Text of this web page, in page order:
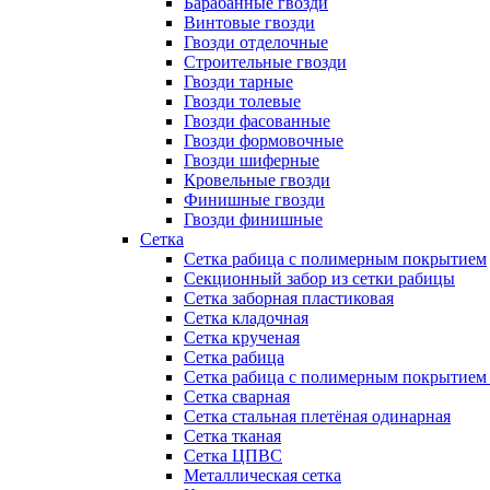
Винтовые гвозди
Гвозди отделочные
Строительные гвозди
Гвозди тарные
Гвозди толевые
Гвозди фасованные
Гвозди формовочные
Гвозди шиферные
Кровельные гвозди
Финишные гвозди
Гвозди финишные
Сетка
Сетка рабица с полимерным покрытием
Секционный забор из сетки рабицы
Сетка заборная пластиковая
Сетка кладочная
Сетка крученая
Сетка рабица
Сетка рабица с полимерным покрытием
Сетка сварная
Сетка стальная плетёная одинарная
Сетка тканая
Сетка ЦПВС
Металлическая сетка